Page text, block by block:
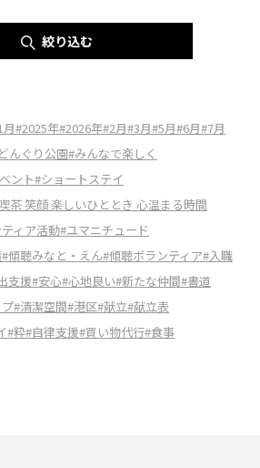
絞り込む
月#2025年#2026年#2月#3月#5月#6月#7月
んぐり公園#みんなで楽しく
ント#ショートステイ
茶 笑顔 楽しいひととき 心温まる時間
ィア活動#ユマニチュード
#傾聴みなと・えん#傾聴ボランティア#入職
支援#安心#心地良い#新たな仲間#書道
#清潔空間#港区#献立#献立表
#粋#自律支援#買い物代行#食事